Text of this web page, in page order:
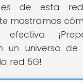
de esta
mostramos
un universo de
red 5G!